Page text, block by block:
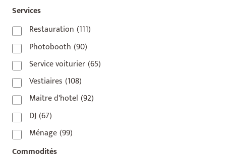
75014
75015 (3)
75016(14)
75017(2)
75018(7)
75019(4)
75020
92110(1)
92800(1)
Services
Restauration (111)
Photobooth (90)
Service voiturier(65)
Vestiaires (108)
Maitre d'hotel (92)
DJ(67)
Ménage(99)
Commodités